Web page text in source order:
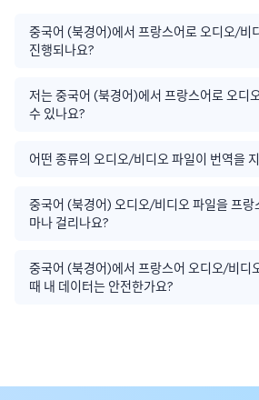
중국어 (북경어)에서 프랑스어로 오디오/비
진행되나요?
저는 중국어 (북경어)에서 프랑스어로 오디
수 있나요?
어떤 종류의 오디오/비디오 파일이 번역을
중국어 (북경어) 오디오/비디오 파일을 프랑
마나 걸리나요?
중국어 (북경어)에서 프랑스어 오디오/비디
때 내 데이터는 안전한가요?